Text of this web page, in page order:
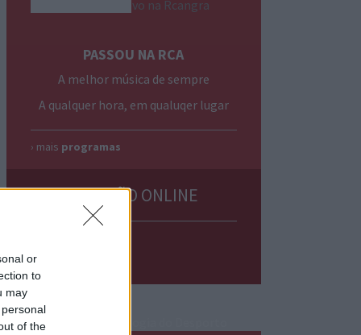
or
to
may
of the
PASSOU NA RCA
A melhor música de sempre
A qualquer hora, em qualuqer lugar
› mais programas
EMISSÃO ONLINE